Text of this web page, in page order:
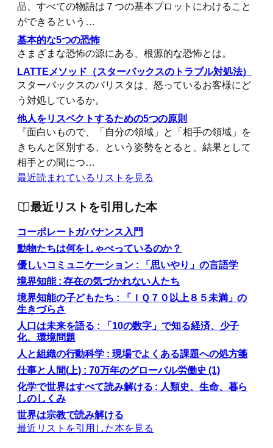
品、すべての物語は７つの基本プロットにわけること
ができるという…
基本的な5つの恐怖
さまざまな恐怖の源にある、根源的な恐怖とは。
LATTEメソッド（スターバックスのトラブル対処法）
スターバックスのバリスタは、怒っているお客様にど
う対処しているか。
他人をリスペクトするための5つの原則
『面白いもので、「自分の領域」と「相手の領域」を
きちんと区別する、という姿勢をとると、結果として
相手との間につ…
最近読まれているリストを見る
最近リストを引用した本
コーポレートガバナンス入門
動物たちは何をしゃべっているのか？
優しいコミュニケーション : 「思いやり」の言語学
境界知能 : 存在の気づかれない人たち
境界知能の子どもたち : 「ＩＱ７０以上８５未満」の
生きづらさ
人口は未来を語る : 「10の数字」で知る経済、少子
化、環境問題
人と組織の行動科学 : 現場でよくある課題への処方箋
仕事と人間(上) : 70万年のグローバル労働史 (1)
化学で世界はすべて読み解ける : 人類史、生命、暮ら
しのしくみ
世界は宗教で読み解ける
最近リストを引用した本を見る